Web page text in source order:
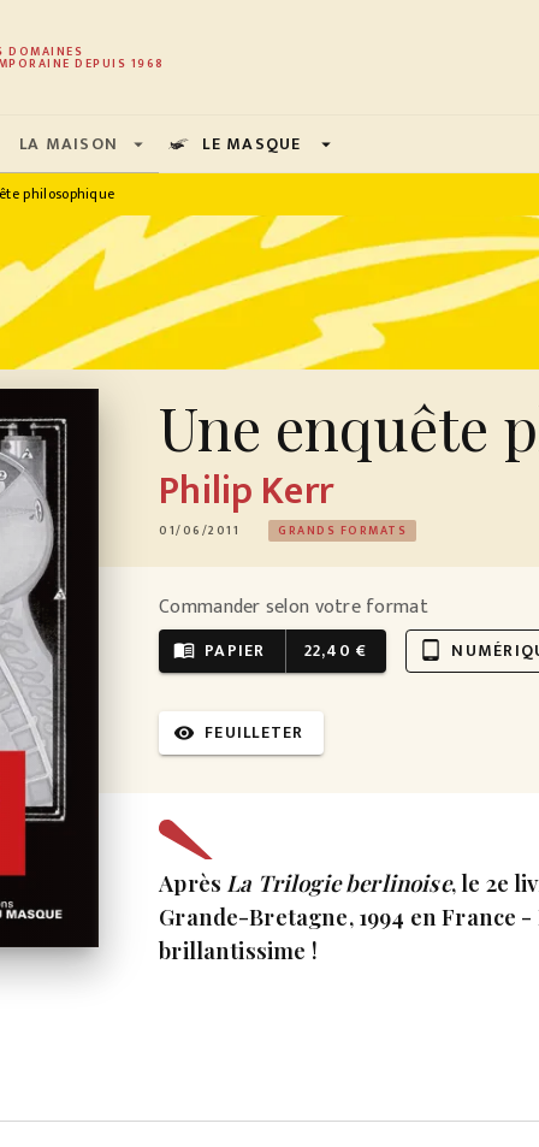
PIED DE PAGE
DOMAINES
DEPUIS 1968
LA MAISON arrow_drop_down LE MASQUE arrow_drop_down
philosophique
Une enquête
Philip Kerr
01/06/2011 GRANDS FORMATS
Commander selon votre format
menu_book PAPIER 22,40 € tablet_android
visibility FEUILLETER
AprèsLa Trilogie berlinoise, le 2e
Grande-Bretagne, 1994 en France
brillantissime !